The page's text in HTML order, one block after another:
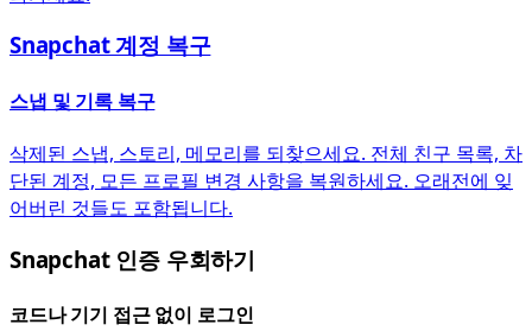
Snapchat 계정 복구
스냅 및 기록 복구
삭제된 스냅, 스토리, 메모리를 되찾으세요. 전체 친구 목록, 차
단된 계정, 모든 프로필 변경 사항을 복원하세요. 오래전에 잊
어버린 것들도 포함됩니다.
Snapchat 인증 우회하기
코드나 기기 접근 없이 로그인